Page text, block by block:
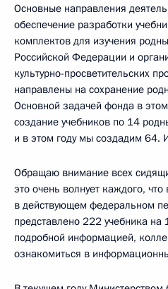
Основные направления
обеспечение разработки
комплектов для изучения
Российской Федерации и
культурно-просветительских
направлены на сохранение
Основной задачей фонда в
создание учебников по 14
и в этом году мы создадим 64.
Обращаю внимание всех
это очень волнует каждого,
в действующем федеральном
представлено 222 учебника
подробной информацией,
ознакомиться в